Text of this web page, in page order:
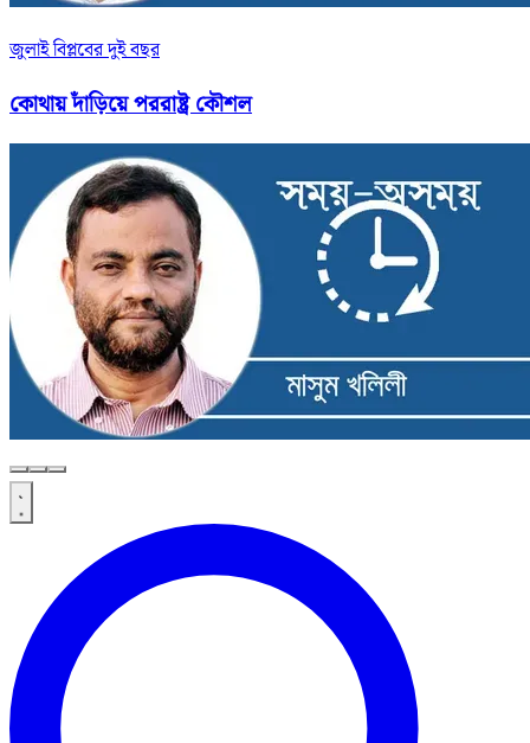
জুলাই বিপ্লবের দুই বছর
কোথায় দাঁড়িয়ে পররাষ্ট্র কৌশল